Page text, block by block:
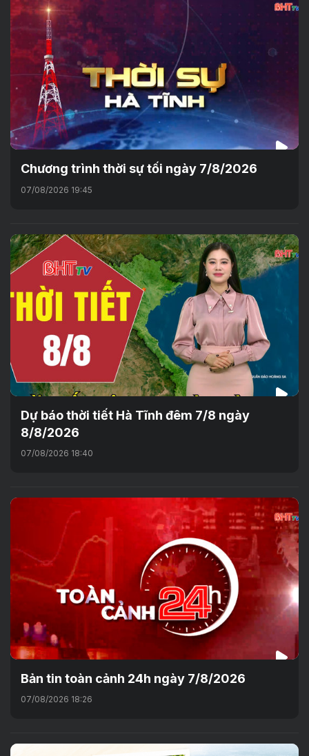
Chương trình thời sự tối ngày 7/8/2026
07/08/2026 19:45
Dự báo thời tiết Hà Tĩnh đêm 7/8 ngày
8/8/2026
07/08/2026 18:40
Bản tin toàn cảnh 24h ngày 7/8/2026
07/08/2026 18:26